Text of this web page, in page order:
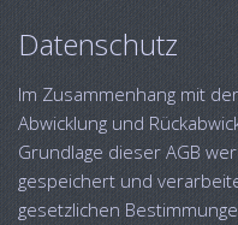
Datenschutz
Im Zusammenhang mit
Abwicklung und
Grundlage dieser AGB
gespeichert und
gesetzlichen